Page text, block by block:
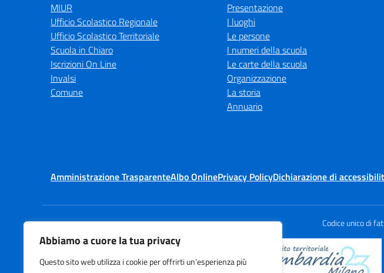
Abbiamo a cuore la tua privacy
Questo sito web utilizza i cookie per offrirti un’esperienza più
MIUR
Ufficio Scolastico Regionale
Ufficio Scolastico Territoriale
Scuola in Chiaro
Iscrizioni On Line
Invalsi
Comune
Presentazione
I luoghi
Le persone
I numeri della scuola
Le carte della scuola
Organizzazione
La storia
Annuario
Amministrazione TrasparenteAlbo OnlinePrivacy PolicyDichiarazione di
Codice unico di